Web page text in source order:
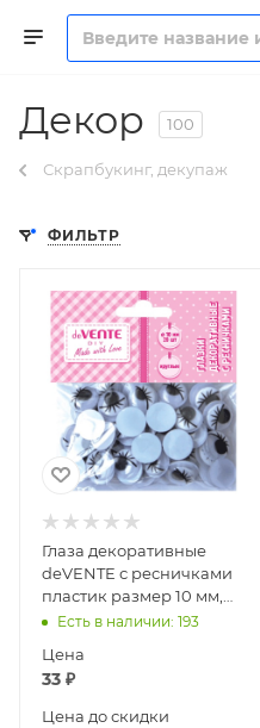
Декор 100
Скрапбукинг, декупаж
ФИЛЬТР
Глаза декоративные
deVENTE с ресничками
пластик размер 10 мм,
20 шт 8001804
Есть в наличии: 193
Цена
33 ₽
Цена до скидки